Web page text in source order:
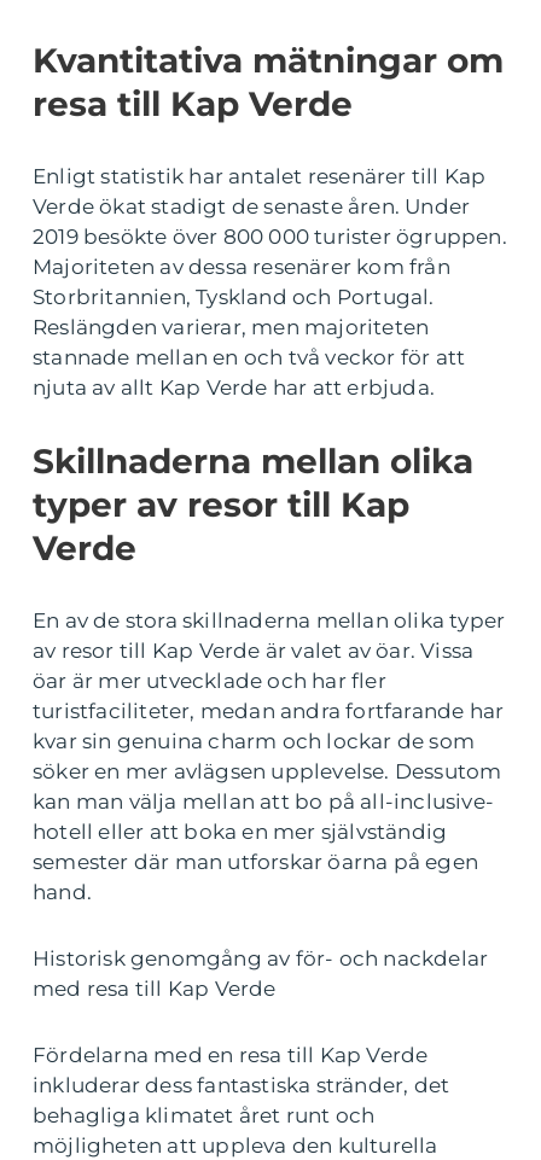
Kvantitativa mätningar om
resa till Kap Verde
Enligt statistik har antalet resenärer till Kap
Verde ökat stadigt de senaste åren. Under
2019 besökte över 800 000 turister ögruppen.
Majoriteten av dessa resenärer kom från
Storbritannien, Tyskland och Portugal.
Reslängden varierar, men majoriteten
stannade mellan en och två veckor för att
njuta av allt Kap Verde har att erbjuda.
Skillnaderna mellan olika
typer av resor till Kap
Verde
En av de stora skillnaderna mellan olika typer
av resor till Kap Verde är valet av öar. Vissa
öar är mer utvecklade och har fler
turistfaciliteter, medan andra fortfarande har
kvar sin genuina charm och lockar de som
söker en mer avlägsen upplevelse. Dessutom
kan man välja mellan att bo på all-inclusive-
hotell eller att boka en mer självständig
semester där man utforskar öarna på egen
hand.
Historisk genomgång av för- och nackdelar
med resa till Kap Verde
Fördelarna med en resa till Kap Verde
inkluderar dess fantastiska stränder, det
behagliga klimatet året runt och
möjligheten att uppleva den kulturella